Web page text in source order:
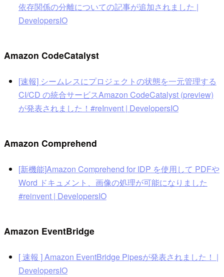
依存関係の分離についての記事が追加されました |
DevelopersIO
Amazon CodeCatalyst
[速報] シームレスにプロジェクトの状態を一元管理する
CI/CD の統合サービスAmazon CodeCatalyst (preview)
が発表されました！#reInvent | DevelopersIO
Amazon Comprehend
[新機能]Amazon Comprehend for IDP を使用して PDFや
Word ドキュメント、画像の処理が可能になりました
#reinvent | DevelopersIO
Amazon EventBridge
[ 速報 ] Amazon EventBridge Pipesが発表されました！ |
DevelopersIO